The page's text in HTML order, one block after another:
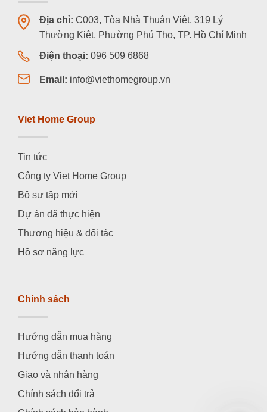
Địa chỉ: C003, Tòa Nhà Thuận Việt, 319 Lý
Thường Kiệt, Phường Phú Thọ, TP. Hồ Chí Minh
Điện thoại: 096 509 6868
Email: info@viethomegroup.vn
Viet Home Group
Tin tức
Công ty Viet Home Group
Bộ sư tập mới
Dự án đã thực hiện
Thương hiệu & đối tác
Hồ sơ năng lực
Chính sách
Hướng dẫn mua hàng
Hướng dẫn thanh toán
Giao và nhận hàng
Chính sách đổi trả